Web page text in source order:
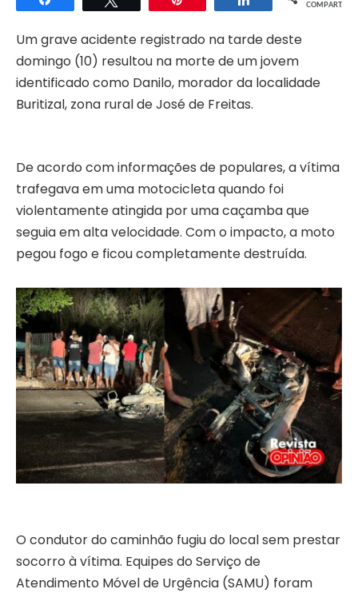
COMPART.
Um grave acidente registrado na tarde deste
domingo (10) resultou na morte de um jovem
identificado como Danilo, morador da localidade
Buritizal, zona rural de José de Freitas.
De acordo com informações de populares, a vítima
trafegava em uma motocicleta quando foi
violentamente atingida por uma caçamba que
seguia em alta velocidade. Com o impacto, a moto
pegou fogo e ficou completamente destruída.
O condutor do caminhão fugiu do local sem prestar
socorro à vítima. Equipes do Serviço de
Atendimento Móvel de Urgência (SAMU) foram